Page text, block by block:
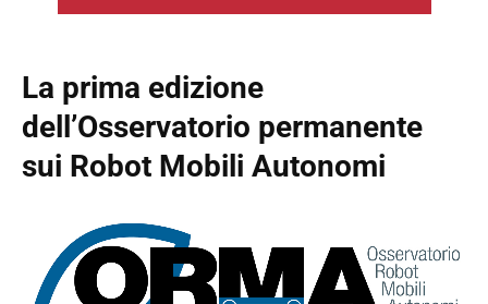
La prima edizione
dell’Osservatorio permanente
sui Robot Mobili Autonomi